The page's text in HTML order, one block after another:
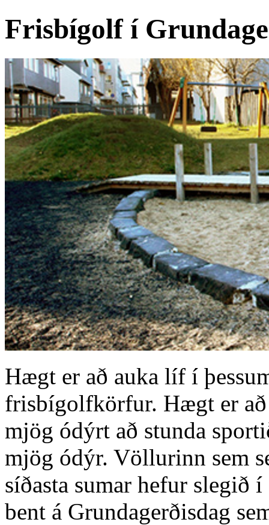
Frisbígolf í
Hægt er að auka líf í
frisbígolfkörfur. Hægt er
mjög ódýrt að stunda
mjög ódýr. Völlurinn sem
síðasta sumar hefur slegið
bent á Grundagerðisdag